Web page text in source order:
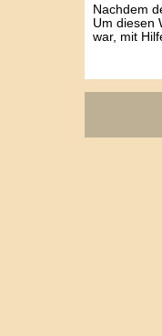
Nachdem
Um diesen
war, mit